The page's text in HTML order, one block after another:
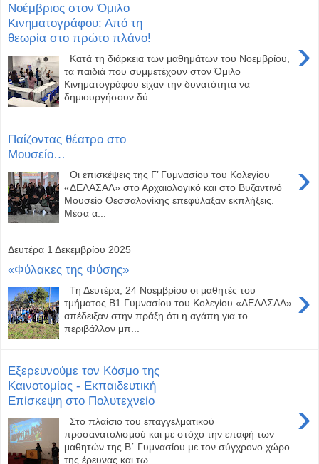
Νοέμβριος στον Όμιλο
Κινηματογράφου: Από τη
θεωρία στο πρώτο πλάνο!
›
Κατά τη διάρκεια των μαθημάτων του Νοεμβρίου,
τα παιδιά που συμμετέχουν στον Όμιλο
Κινηματογράφου είχαν την δυνατότητα να
δημιουργήσουν δύ...
Παίζοντας θέατρο στο
Μουσείο…
›
Οι επισκέψεις της Γ’ Γυμνασίου του Κολεγίου
«ΔΕΛΑΣΑΛ» στο Αρχαιολογικό και στο Βυζαντινό
Μουσείο Θεσσαλονίκης επεφύλαξαν εκπλήξεις.
Μέσα α...
Δευτέρα 1 Δεκεμβρίου 2025
«Φύλακες της Φύσης»
›
Τη Δευτέρα, 24 Νοεμβρίου οι μαθητές του
τμήματος Β1 Γυμνασίου του Κολεγίου «ΔΕΛΑΣΑΛ»
απέδειξαν στην πράξη ότι η αγάπη για το
περιβάλλον μπ...
Εξερευνούμε τον Κόσμο της
Καινοτομίας - Εκπαιδευτική
Επίσκεψη στο Πολυτεχνείο
›
Στο πλαίσιο του επαγγελματικού
προσανατολισμού και με στόχο την επαφή των
μαθητών της Β΄ Γυμνασίου με τον σύγχρονο χώρο
της έρευνας και τω...